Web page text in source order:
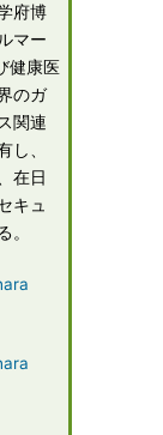
府博
マー
健康医
のガ
関連
し、
在日
キュ
。